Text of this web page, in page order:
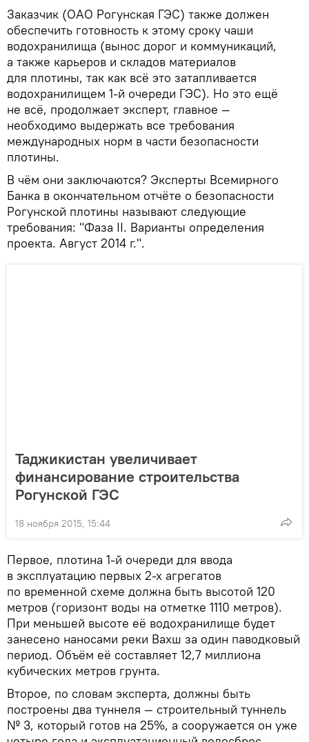
Заказчик (ОАО Рогунская ГЭС) также должен
обеспечить готовность к этому сроку чаши
водохранилища (вынос дорог и коммуникаций,
а также карьеров и складов материалов
для плотины, так как всё это затапливается
водохранилищем 1-й очереди ГЭС). Но это ещё
не всё, продолжает эксперт, главное —
необходимо выдержать все требования
международных норм в части безопасности
плотины.
В чём они заключаются? Эксперты Всемирного
Банка в окончательном отчёте о безопасности
Рогунской плотины называют следующие
требования: "Фаза II. Варианты определения
проекта. Август 2014 г.".
Таджикистан увеличивает
финансирование строительства
Рогунской ГЭС
18 ноября 2015, 15:44
Первое, плотина 1-й очереди для ввода
в эксплуатацию первых 2-х агрегатов
по временной схеме должна быть высотой 120
метров (горизонт воды на отметке 1110 метров).
При меньшей высоте её водохранилище будет
занесено наносами реки Вахш за один паводковый
период. Объём её составляет 12,7 миллиона
кубических метров грунта.
Второе, по словам эксперта, должны быть
построены два туннеля — строительный туннель
№ 3, который готов на 25%, а сооружается он уже